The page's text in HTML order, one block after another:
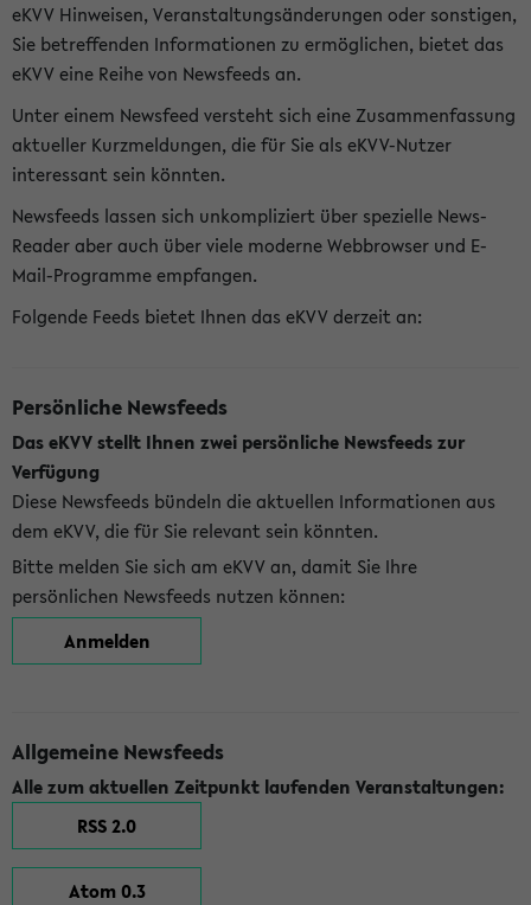
eKVV Hinweisen, Veranstaltungsänderungen oder sonstigen,
Sie betreffenden Informationen zu ermöglichen, bietet das
eKVV eine Reihe von Newsfeeds an.
Unter einem Newsfeed versteht sich eine Zusammenfassung
aktueller Kurzmeldungen, die für Sie als eKVV-Nutzer
interessant sein könnten.
Newsfeeds lassen sich unkompliziert über spezielle News-
Reader aber auch über viele moderne Webbrowser und E-
Mail-Programme empfangen.
Folgende Feeds bietet Ihnen das eKVV derzeit an:
Persönliche Newsfeeds
Das eKVV stellt Ihnen zwei persönliche Newsfeeds zur
Verfügung
Diese Newsfeeds bündeln die aktuellen Informationen aus
dem eKVV, die für Sie relevant sein könnten.
Bitte melden Sie sich am eKVV an, damit Sie Ihre
persönlichen Newsfeeds nutzen können:
Anmelden
Allgemeine Newsfeeds
Alle zum aktuellen Zeitpunkt laufenden Veranstaltungen:
RSS 2.0
Atom 0.3